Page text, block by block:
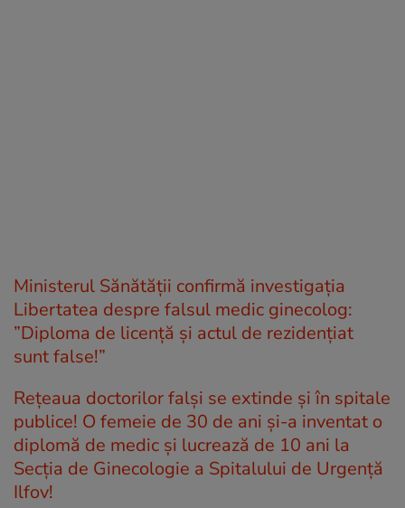
Ministerul Sănătății confirmă investigația
Libertatea despre falsul medic ginecolog:
”Diploma de licență și actul de rezidențiat
sunt false!”
Rețeaua doctorilor falși se extinde și în spitale
publice! O femeie de 30 de ani și-a inventat o
diplomă de medic și lucrează de 10 ani la
Secția de Ginecologie a Spitalului de Urgență
Ilfov!